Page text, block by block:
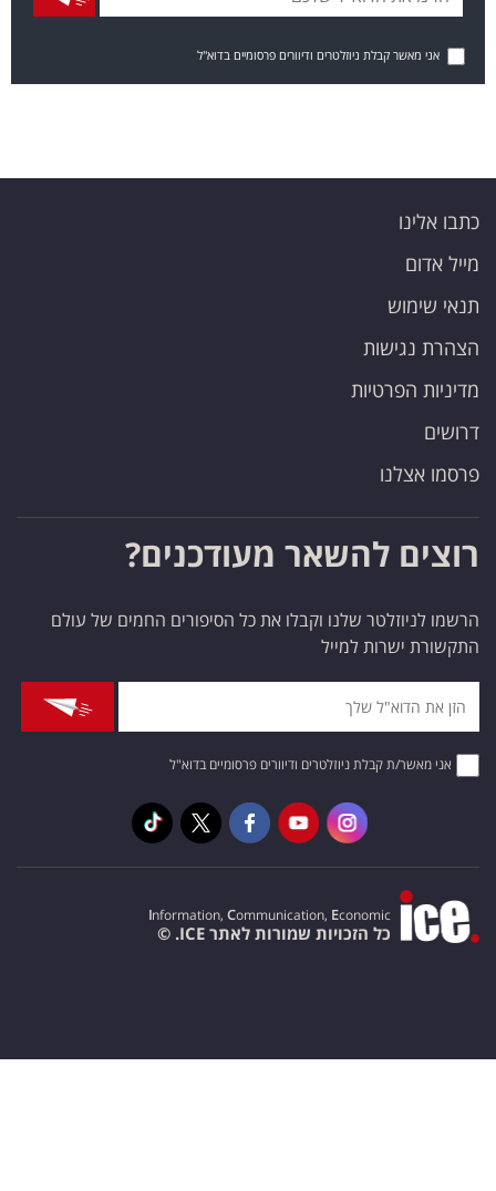
אני מאשר קבלת ניוזלטרים ודיוורים פרסומיים בדוא"ל
כתבו אלינו
מייל אדום
תנאי שימוש
הצהרת נגישות
מדיניות הפרטיות
דרושים
פרסמו אצלנו
רוצים להשאר מעודכנים?
הרשמו לניוזלטר שלנו וקבלו את כל הסיפורים החמים של עולם
התקשורת ישרות למייל
אני מאשר/ת קבלת ניוזלטרים ודיוורים פרסומיים בדוא"ל
Information, Communication, Economic
כל הזכויות שמורות לאתר ICE. ©